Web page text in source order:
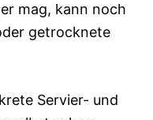
mag, kann noch
getrocknete
Servier- und